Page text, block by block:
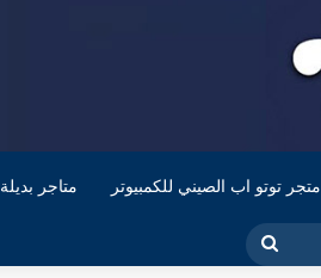
متجر توتو اب الصيني للكمبيوتر متاجر بديلة
بحث